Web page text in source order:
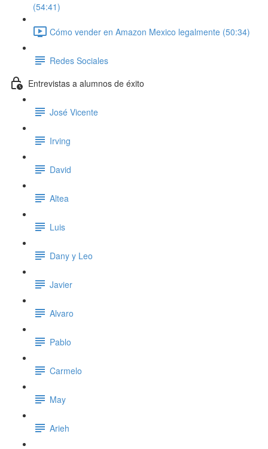
(54:41)
Cómo vender en Amazon Mexico legalmente (50:34)
Redes Sociales
Entrevistas a alumnos de éxito
José Vicente
Irving
David
Altea
Luis
Dany y Leo
Javier
Alvaro
Pablo
Carmelo
May
Arieh